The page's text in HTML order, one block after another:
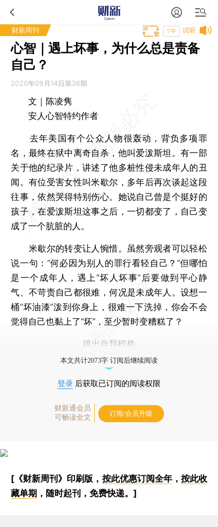
财新周刊 试听
T中
心智｜遇上坏事，为什么总是责备
自己？
2020年09月14日第36期
文｜陈凌隽
安人心智特约作者
去年美国有个公众人物很轰动，背负多项罪
名，最终在狱中离奇自杀，他叫爱泼斯坦。有一部
关于他的纪录片，讲述了他多桩性侵未成年人的丑
闻。有位受害女性叫米歇尔，多年后再次谈起这段
往事，依然哭得特别伤心。她说自己曾是个挺好的
孩子，在爱泼斯坦这事之后，一切都变了，自己变
成了一个肮脏的人。
米歇尔的转变让人惋惜。虽然旁观者可以轻松
说一句：“何必因为别人的罪行看轻自己？”但哪怕
是一个成年人，遇上“坏人坏事”后要做到平心静
气、不苛责自己都很难，何况是未成年人。设想一
桶“坏油漆”泼到你身上，很难一下洗掉，你会不会
觉得自己也黏上了“坏”，至少暂时变糟糕了？
跳出自我桎梏
本文共计2073字 订阅后继续阅读
登录 后获取已订阅的阅读权限
财新通会员
可畅读全文
订阅/会员升级
[《财新周刊》印刷版， 按此优惠订阅全年， 按此收
藏单期 ，随时起刊，免费快递。]